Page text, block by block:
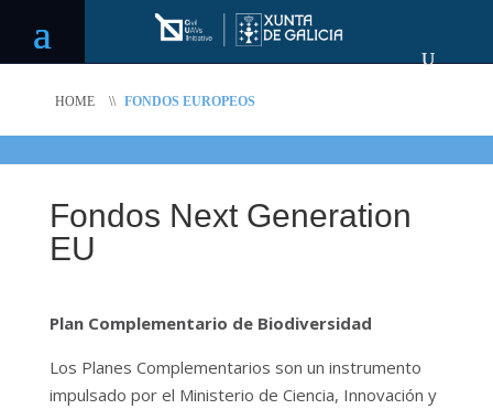
HOME \\ FONDOS EUROPEOS
Fondos Next Generation
EU
Plan Complementario de Biodiversidad
Los Planes Complementarios son un instrumento
impulsado por el Ministerio de Ciencia, Innovación y